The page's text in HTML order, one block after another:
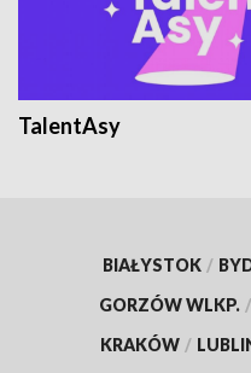
TalentAsy
BIAŁYSTOK /
GORZÓW WLKP. /
KRAKÓW /